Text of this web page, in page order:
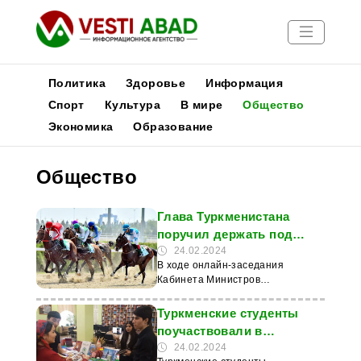
Новости
Медиа
Афиша
Политика Здоровье
Информация
Спорт
Культура В мире
Общество
Экономика
Образование
Общество
Глава Туркменистана
поручил держать под
контролем реконструкцию
Ашхабадского ипподрома
24.02.2024
В ходе онлайн-заседания
Кабинета Министров
Президент Сердар
Бердымухамедов поручил вице-
премьеру Баймырату
Аннамаммедову держать под
Туркменские студенты
поучаствовали в
выставке
24.02.2024